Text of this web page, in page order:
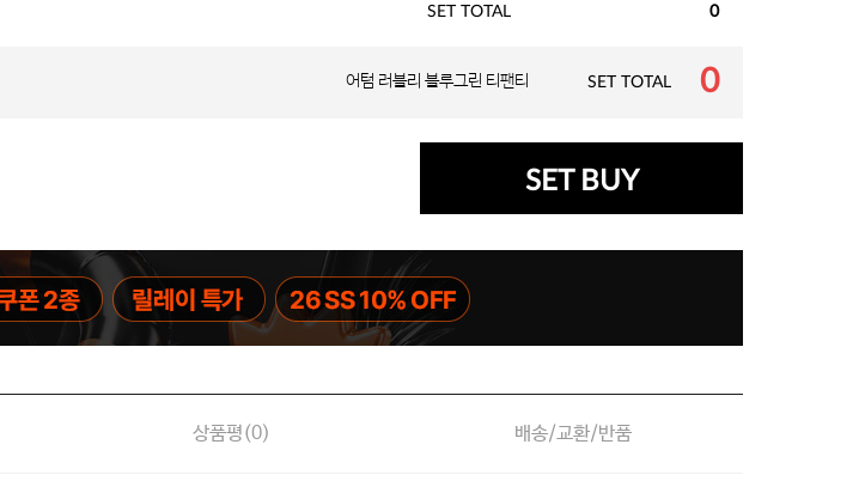
SET TOTAL 0
어텀 러블리 블루그린 티팬티 SET TOTAL 0
SET BUY
상품평(0) 배송/교환/반품